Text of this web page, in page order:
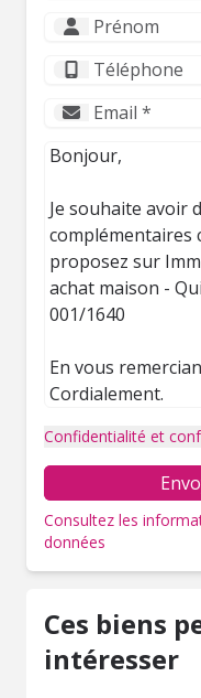
Confidentialité et
Consultez les
données
Ces biens
intéresser